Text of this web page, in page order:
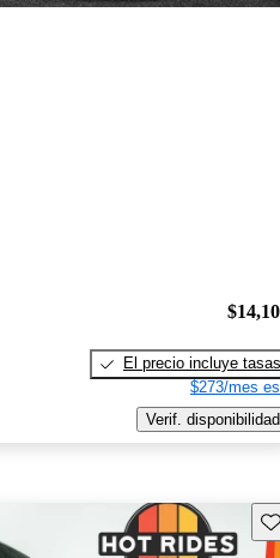
El precio incluye tasas
$273/mes
Verif. disponibilidad